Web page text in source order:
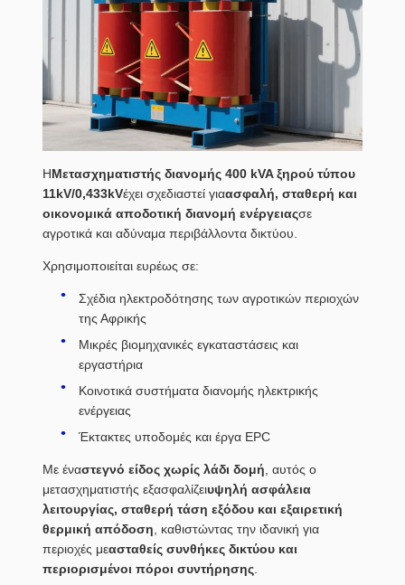
ΗΜετασχηματιστής διανομής 400 kVA ξηρού τύπου
11kV/0,433kVέχει σχεδιαστεί γιαασφαλή, σταθερή και
οικονομικά αποδοτική διανομή ενέργειαςσε
αγροτικά και αδύναμα περιβάλλοντα δικτύου.
Χρησιμοποιείται ευρέως σε:
Σχέδια ηλεκτροδότησης των αγροτικών περιοχών
της Αφρικής
Μικρές βιομηχανικές εγκαταστάσεις και
εργαστήρια
Κοινοτικά συστήματα διανομής ηλεκτρικής
ενέργειας
Έκτακτες υποδομές και έργα EPC
Με έναστεγνό είδος χωρίς λάδι δομή , αυτός ο
μετασχηματιστής εξασφαλίζειυψηλή ασφάλεια
λειτουργίας, σταθερή τάση εξόδου και εξαιρετική
θερμική απόδοση , καθιστώντας την ιδανική για
περιοχές μεασταθείς συνθήκες δικτύου και
περιορισμένοι πόροι συντήρησης